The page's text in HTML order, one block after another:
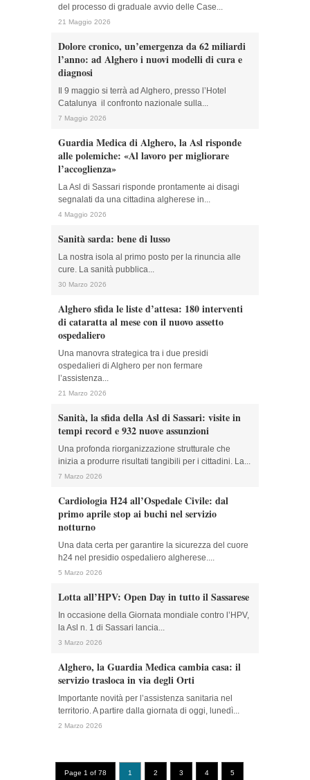
del processo di graduale avvio delle Case...
21 Maggio 2026
Dolore cronico, un’emergenza da 62 miliardi
l’anno: ad Alghero i nuovi modelli di cura e
diagnosi
Il 9 maggio si terrà ad Alghero, presso l’Hotel
Catalunya il confronto nazionale sulla...
7 Maggio 2026
Guardia Medica di Alghero, la Asl risponde
alle polemiche: «Al lavoro per migliorare
l’accoglienza»
La Asl di Sassari risponde prontamente ai disagi
segnalati da una cittadina algherese in...
4 Maggio 2026
Sanità sarda: bene di lusso
La nostra isola al primo posto per la rinuncia alle
cure. La sanità pubblica...
30 Marzo 2026
Alghero sfida le liste d’attesa: 180 interventi
di cataratta al mese con il nuovo assetto
ospedaliero
Una manovra strategica tra i due presidi
ospedalieri di Alghero per non fermare
l’assistenza...
21 Marzo 2026
Sanità, la sfida della Asl di Sassari: visite in
tempi record e 932 nuove assunzioni
Una profonda riorganizzazione strutturale che
inizia a produrre risultati tangibili per i cittadini. La...
7 Marzo 2026
Cardiologia H24 all’Ospedale Civile: dal
primo aprile stop ai buchi nel servizio
notturno
Una data certa per garantire la sicurezza del cuore
h24 nel presidio ospedaliero algherese....
5 Marzo 2026
Lotta all’HPV: Open Day in tutto il Sassarese
In occasione della Giornata mondiale contro l’HPV,
la Asl n. 1 di Sassari lancia...
3 Marzo 2026
Alghero, la Guardia Medica cambia casa: il
servizio trasloca in via degli Orti
Importante novità per l’assistenza sanitaria nel
territorio. A partire dalla giornata di oggi, lunedì...
2 Marzo 2026
Page 1 of 78 1 2 3 4 5